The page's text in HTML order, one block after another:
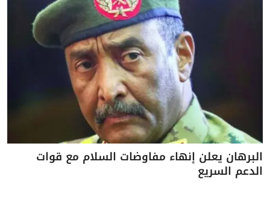
البرهان يعلن إنهاء مفاوضات السلام مع قوات
الدعم السريع